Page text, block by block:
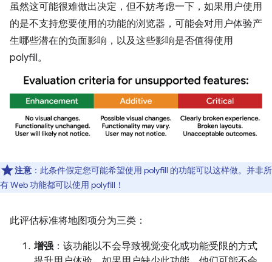
虽然这可能很难做出决定，但不妨考虑一下，如果用户使用
的是不支持您要使用的功能的浏览器，可能会对用户体验产
生哪些潜在的负面影响，以及这些影响是否值得使用
polyfill。
注意 ：此条件假定您可能希望使用 polyfill 的功能可以这样做。并非所
有 Web 功能都可以使用 polyfill！
此评估标准将地图项分为三类：
增强：该功能以不会导致视觉变化或功能受限的方式